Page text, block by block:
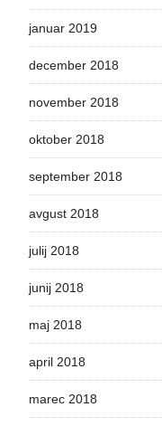
januar 2019
december 2018
november 2018
oktober 2018
september 2018
avgust 2018
julij 2018
junij 2018
maj 2018
april 2018
marec 2018